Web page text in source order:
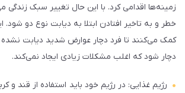
زمینه‌ها اقدامی کرد. با این حال تغییر سبک
خطر و به تاخیر افتادن ابتلا به دیابت نوع دو
کمک می‌کنند تا فرد دچار عوارض شدید دیابت
دچار شود که اغلب مشکلات زیادی ایجاد نمی‌کند.
رژیم غذایی: در رژیم خود باید استفاده از قند و